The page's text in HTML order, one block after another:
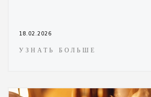
18.02.2026
УЗНАТЬ БОЛЬШЕ